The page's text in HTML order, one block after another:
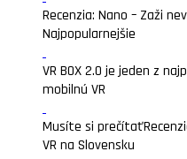
Recenzia: Nano – Zaži
Najpopularnejšie
VR BOX 2.0 je jeden z
mobilnú VR
Musíte si prečítať
VR na Slovensku